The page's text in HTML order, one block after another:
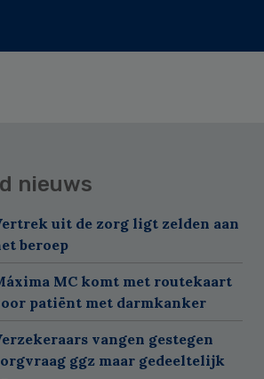
nieuws
uit de zorg ligt zelden aan
beroep
MC komt met routekaart
patiënt met darmkanker
vangen gestegen
ggz maar gedeeltelijk